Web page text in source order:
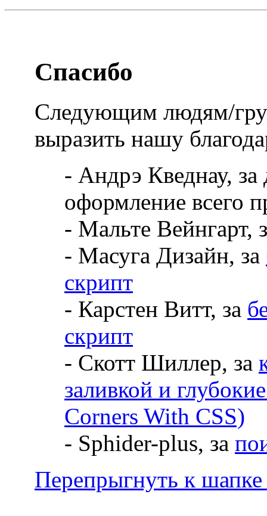
Спасибо
Следующим людям/
выразить нашу
- Андрэ Кведнау, за
оформление всего
- Мальте Вейнгарт,
- Maсуга Дизайн, за
скрипт
- Карстен Витт, за
скрипт
- Скотт Шиллер, за
заливкой и
Corners With CSS)
- Sphider-plus, за
Перепрыгнуть к